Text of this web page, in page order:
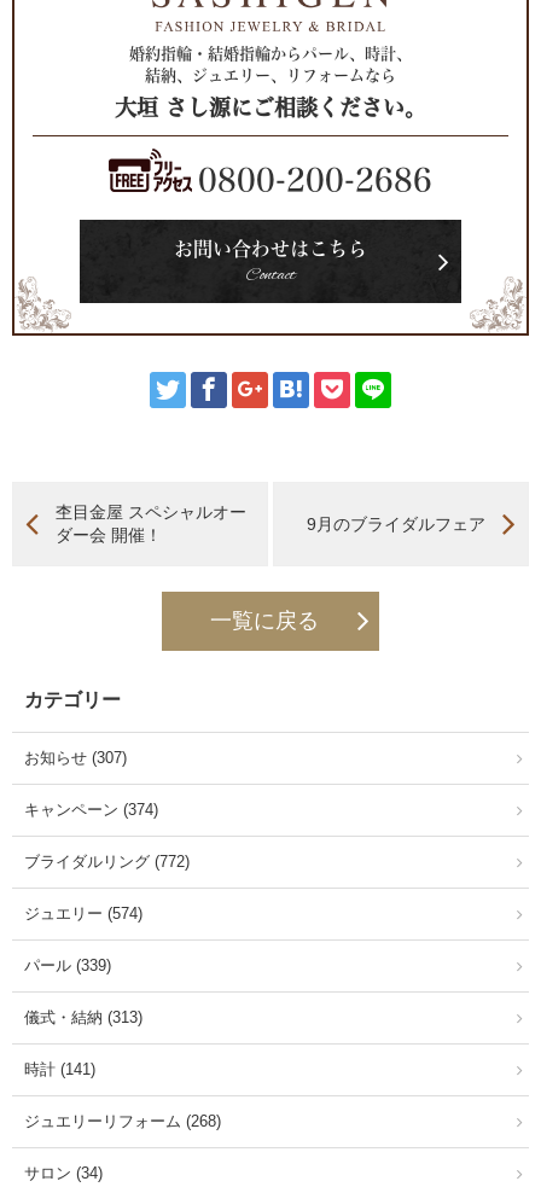
婚約指輪・結婚指輪からパール、時計、
結納、ジュエリー、リフォームなら
大垣 さし源にご相談ください。
0800-200-2686
お問い合わせはこちら
Contact
杢目金屋 スペシャルオー
ダー会 開催！
9月のブライダルフェア
一覧に戻る
カテゴリー
お知らせ (307)
キャンペーン (374)
ブライダルリング (772)
ジュエリー (574)
パール (339)
儀式・結納 (313)
時計 (141)
ジュエリーリフォーム (268)
サロン (34)